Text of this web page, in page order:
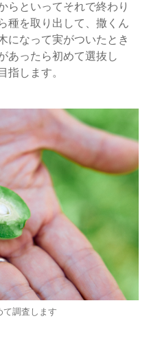
らといってそれで終わり
種を取り出して、撒くん
になって実がついたとき
あったら初めて選抜し
指します。
て調査します